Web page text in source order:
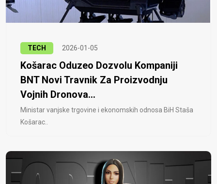
TECH 2026-01-05
Košarac Oduzeo Dozvolu Kompaniji
BNT Novi Travnik Za Proizvodnju
Vojnih Dronova...
Ministar vanjske trgovine i ekonomskih odnosa BiH Staša
Košarac..